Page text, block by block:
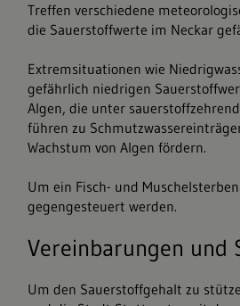
Treffen verschiedene
die Sauerstoffwerte im Neckar
Extremsituationen wie
gefährlich niedrigen
Algen, die unter
führen zu
Wachstum von Algen fördern.
Um ein Fisch- und
gegengesteuert werden.
Vereinbarungen und
Um den Sauerstoffgehalt zu